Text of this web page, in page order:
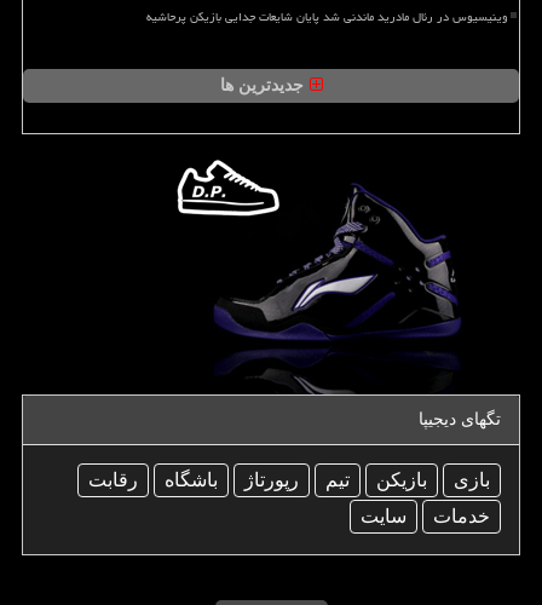
وینیسیوس در رئال مادرید ماندنی شد پایان شایعات جدایی بازیکن پرحاشیه
جدیدترین ها
تگهای دیجیپا
بازی بازیكن تیم رپورتاژ باشگاه
رقابت
خدمات
سایت